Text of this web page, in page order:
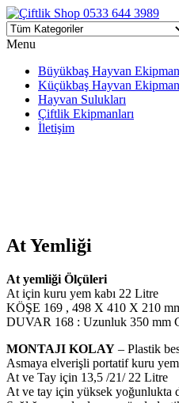
Çiftlik Shop 0533 644 3989
Menu
Büyükbaş Hayvan
Küçükbaş Hayvan
Hayvan Sulukları
Çiftlik Ekipmanları
İletişim
At Yemliği
At yemliği Ölçüleri
At için kuru yem kabı 22 Litre
KÖŞE 169 , 498 X 410 X 210
DUVAR 168 : Uzunluk 350 mm
MONTAJI KOLAY – Plastik
Asmaya elverişli portatif kuru
At ve Tay için 13,5 /21/ 22 Litre
At ve tay için yüksek yoğunlukta